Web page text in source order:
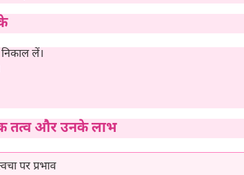
लें।
तत्व और उनके लाभ
पर प्रभाव